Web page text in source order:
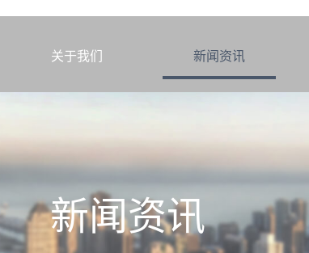
2室 21平米
关于我们 新闻资讯
新闻资讯